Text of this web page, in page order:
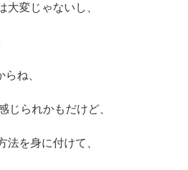
大変じゃないし、
ね、
じられかもだけど、
法を身に付けて、